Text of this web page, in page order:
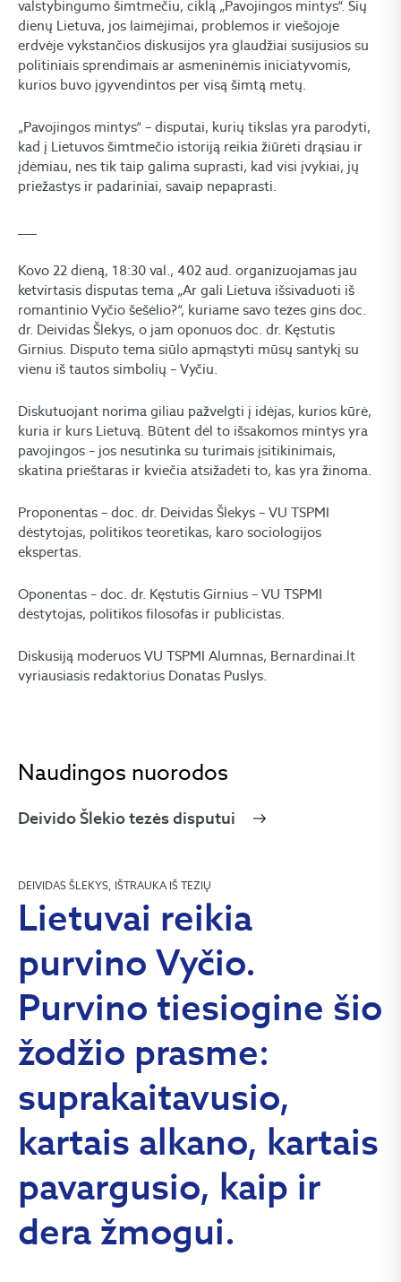
DEIVIDAS ŠLEKYS, IŠTRAUKA IŠ TEZIŲ
Lietuvai reikia
purvino Vyčio.
Purvino tiesiogine šio
žodžio prasme:
suprakaitavusio,
kartais alkano, kartais
pavargusio, kaip ir
dera žmogui.
valstybingumo šimtmečiu, ciklą „Pavojingos mintys“. Šių
dienų Lietuva, jos laimėjimai, problemos ir viešojoje
erdvėje vykstančios diskusijos yra glaudžiai susijusios su
politiniais sprendimais ar asmeninėmis iniciatyvomis,
kurios buvo įgyvendintos per visą šimtą metų.
„Pavojingos mintys“ – disputai, kurių tikslas yra parodyti,
kad į Lietuvos šimtmečio istoriją reikia žiūrėti drąsiau ir
įdėmiau, nes tik taip galima suprasti, kad visi įvykiai, jų
priežastys ir padariniai, savaip nepaprasti.
Kovo 22 dieną, 18:30 val., 402 aud. organizuojamas jau
ketvirtasis disputas tema „Ar gali Lietuva išsivaduoti iš
romantinio Vyčio šešėlio?“, kuriame savo tezes gins doc.
dr. Deividas Šlekys, o jam oponuos doc. dr. Kęstutis
Girnius. Disputo tema siūlo apmąstyti mūsų santykį su
vienu iš tautos simbolių – Vyčiu.
Diskutuojant norima giliau pažvelgti į idėjas, kurios kūrė,
kuria ir kurs Lietuvą. Būtent dėl to išsakomos mintys yra
pavojingos – jos nesutinka su turimais įsitikinimais,
skatina prieštaras ir kviečia atsižadėti to, kas yra žinoma.
Proponentas – doc. dr. Deividas Šlekys – VU TSPMI
dėstytojas, politikos teoretikas, karo sociologijos
ekspertas.
Oponentas – doc. dr. Kęstutis Girnius – VU TSPMI
dėstytojas, politikos filosofas ir publicistas.
Diskusiją moderuos VU TSPMI Alumnas, Bernardinai.lt
vyriausiasis redaktorius Donatas Puslys.
Naudingos nuorodos
Deivido Šlekio tezės disputui